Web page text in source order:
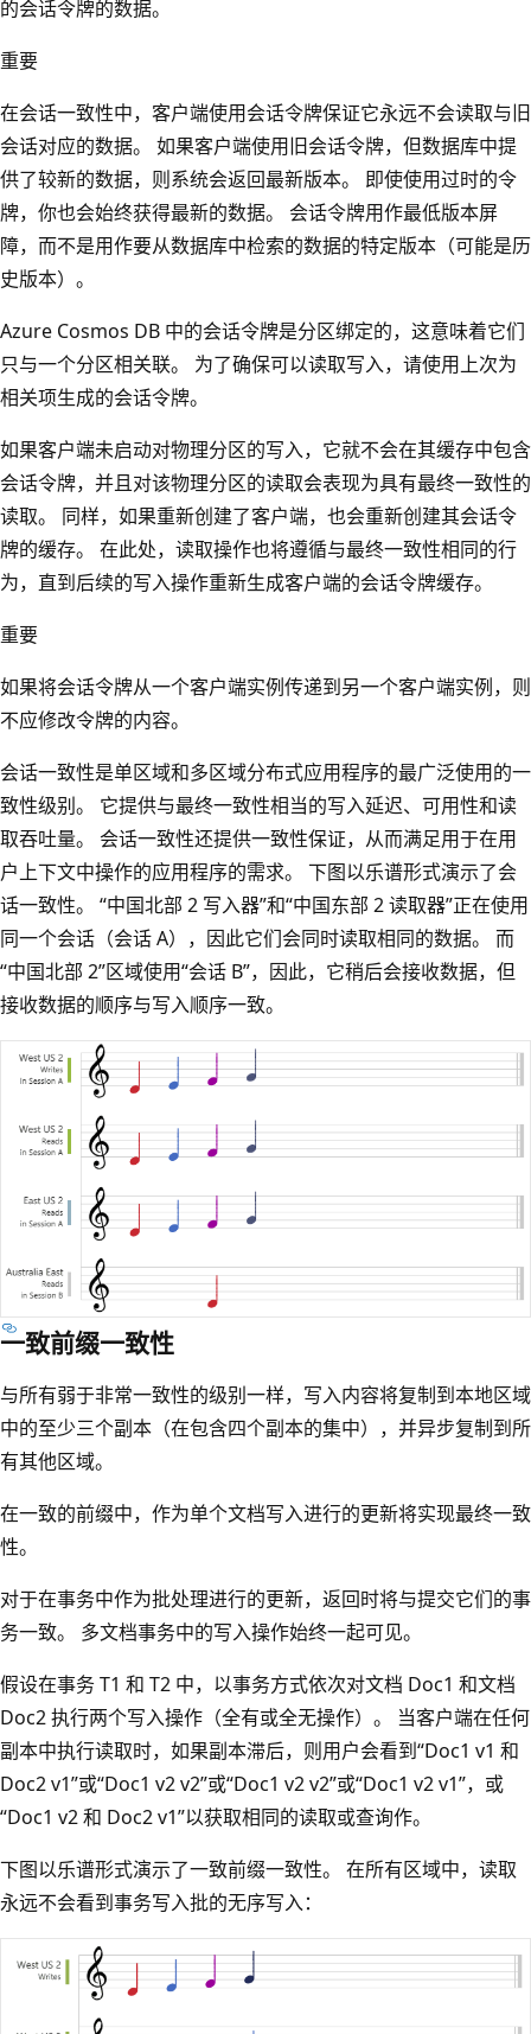
的会话令牌的数据。
重要
在会话一致性中，客户端使用会话令牌保证它永远不会读取与旧
会话对应的数据。 如果客户端使用旧会话令牌，但数据库中提
供了较新的数据，则系统会返回最新版本。 即使使用过时的令
牌，你也会始终获得最新的数据。 会话令牌用作最低版本屏
障，而不是用作要从数据库中检索的数据的特定版本（可能是历
史版本）。
Azure Cosmos DB 中的会话令牌是分区绑定的，这意味着它们
只与一个分区相关联。 为了确保可以读取写入，请使用上次为
相关项生成的会话令牌。
如果客户端未启动对物理分区的写入，它就不会在其缓存中包含
会话令牌，并且对该物理分区的读取会表现为具有最终一致性的
读取。 同样，如果重新创建了客户端，也会重新创建其会话令
牌的缓存。 在此处，读取操作也将遵循与最终一致性相同的行
为，直到后续的写入操作重新生成客户端的会话令牌缓存。
重要
如果将会话令牌从一个客户端实例传递到另一个客户端实例，则
不应修改令牌的内容。
会话一致性是单区域和多区域分布式应用程序的最广泛使用的一
致性级别。 它提供与最终一致性相当的写入延迟、可用性和读
取吞吐量。 会话一致性还提供一致性保证，从而满足用于在用
户上下文中操作的应用程序的需求。 下图以乐谱形式演示了会
话一致性。 “中国北部 2 写入器”和“中国东部 2 读取器”正在使用
同一个会话（会话 A），因此它们会同时读取相同的数据。 而
“中国北部 2”区域使用“会话 B”，因此，它稍后会接收数据，但
接收数据的顺序与写入顺序一致。
一致前缀一致性
与所有弱于非常一致性的级别一样，写入内容将复制到本地区域
中的至少三个副本（在包含四个副本的集中），并异步复制到所
有其他区域。
在一致的前缀中，作为单个文档写入进行的更新将实现最终一致
性。
对于在事务中作为批处理进行的更新，返回时将与提交它们的事
务一致。 多文档事务中的写入操作始终一起可见。
假设在事务 T1 和 T2 中，以事务方式依次对文档 Doc1 和文档
Doc2 执行两个写入操作（全有或全无操作）。 当客户端在任何
副本中执行读取时，如果副本滞后，则用户会看到“Doc1 v1 和
Doc2 v1”或“Doc1 v2 v2”或“Doc1 v2 v2”或“Doc1 v2 v1”，或
“Doc1 v2 和 Doc2 v1”以获取相同的读取或查询作。
下图以乐谱形式演示了一致前缀一致性。 在所有区域中，读取
永远不会看到事务写入批的无序写入：